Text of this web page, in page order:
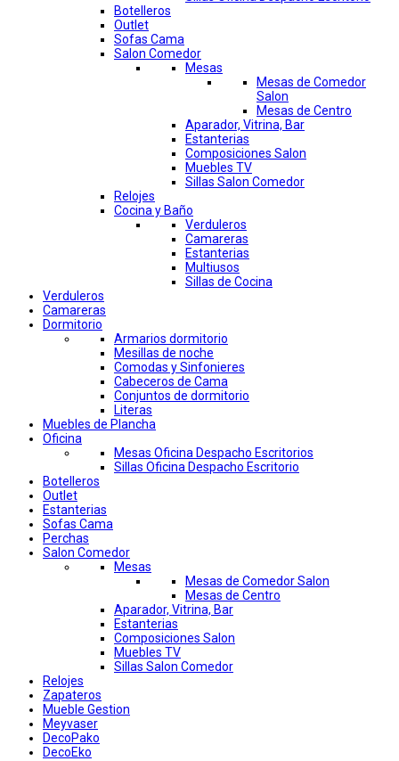
Botelleros
Outlet
Sofas Cama
Salon Comedor
Mesas
Mesas de Comedor
Salon
Mesas de Centro
Aparador, Vitrina, Bar
Estanterias
Composiciones Salon
Muebles TV
Sillas Salon Comedor
Relojes
Cocina y Baño
Verduleros
Camareras
Estanterias
Multiusos
Sillas de Cocina
Verduleros
Camareras
Dormitorio
Armarios dormitorio
Mesillas de noche
Comodas y Sinfonieres
Cabeceros de Cama
Conjuntos de dormitorio
Literas
Muebles de Plancha
Oficina
Mesas Oficina Despacho Escritorios
Sillas Oficina Despacho Escritorio
Botelleros
Outlet
Estanterias
Sofas Cama
Perchas
Salon Comedor
Mesas
Mesas de Comedor Salon
Mesas de Centro
Aparador, Vitrina, Bar
Estanterias
Composiciones Salon
Muebles TV
Sillas Salon Comedor
Relojes
Zapateros
Mueble Gestion
Meyvaser
DecoPako
DecoEko